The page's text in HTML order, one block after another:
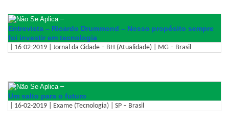
–
Entrevista – Ricardo Drummond – Nosso propósito sempre
foi investir em tecnologia
| 16-02-2019 | Jornal da Cidade – BH (Atualidade) | MG – Brasil
–
Um salto para o futuro
| 16-02-2019 | Exame (Tecnologia) | SP – Brasil